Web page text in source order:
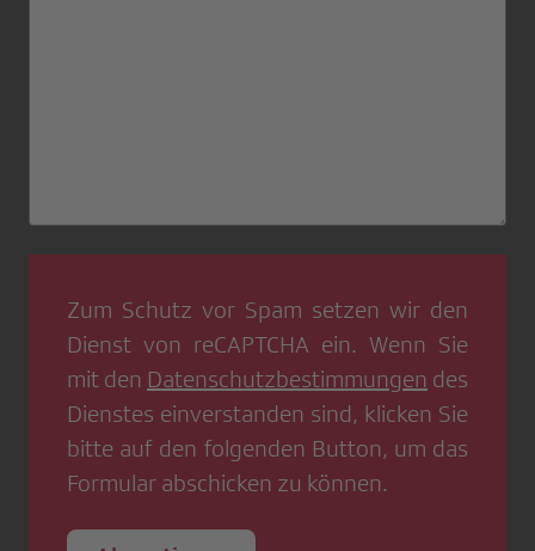
Zum Schutz vor Spam setzen wir den
Dienst von reCAPTCHA ein. Wenn Sie
mit den Datenschutzbestimmungen des
Dienstes einverstanden sind, klicken Sie
bitte auf den folgenden Button, um das
Formular abschicken zu können.